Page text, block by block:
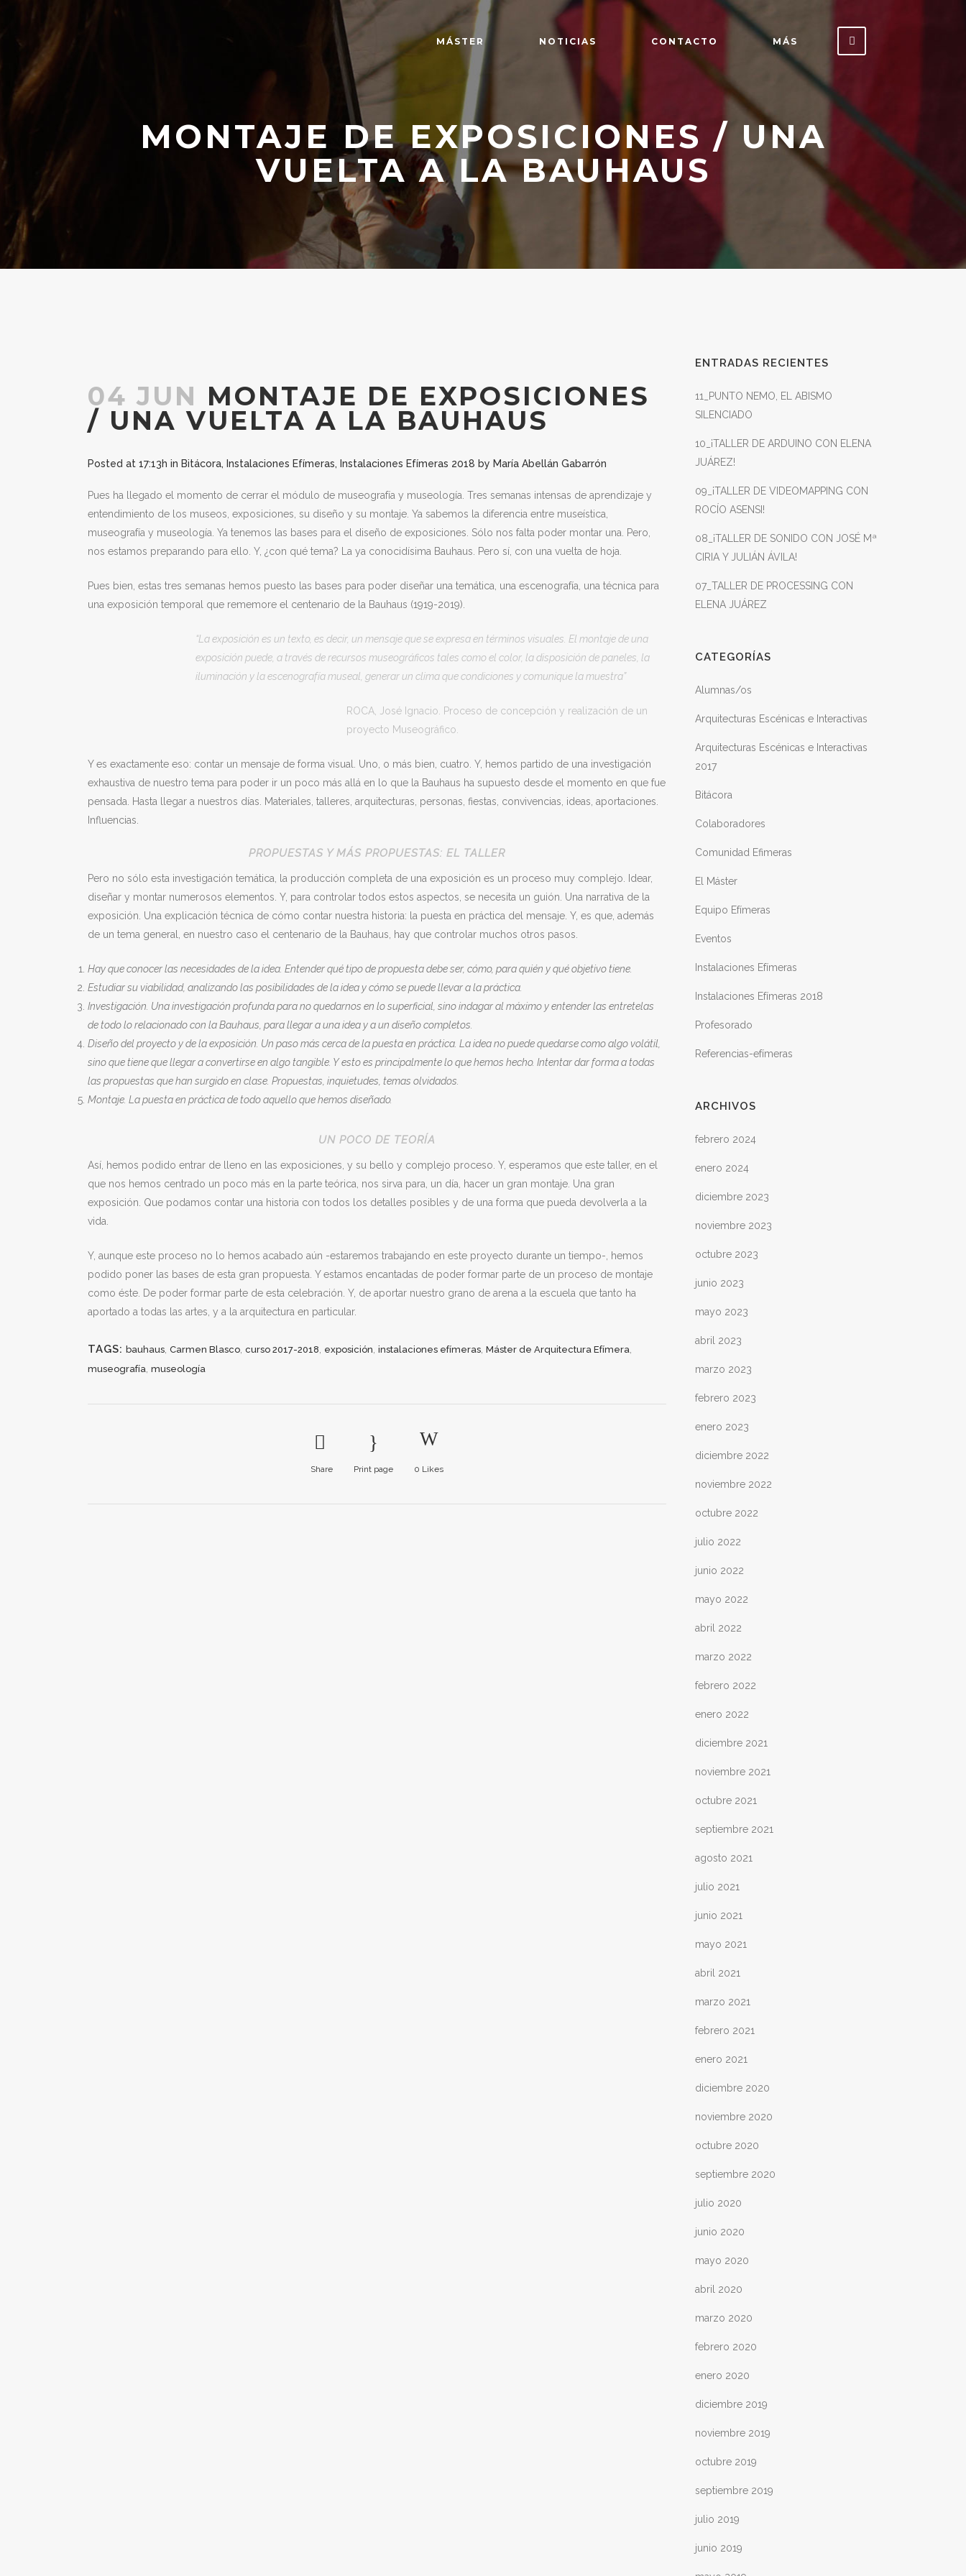
MÁSTER NOTICIAS CONTACTO MÁS
MONTAJE DE EXPOSICIONES / UNA
VUELTA A LA BAUHAUS
04 JUN MONTAJE DE EXPOSICIONES
/ UNA VUELTA A LA BAUHAUS
Posted at 17:13h in Bitácora, Instalaciones Efímeras, Instalaciones Efímeras 2018 by María Abellán Gabarrón
Pues ha llegado el momento de cerrar el módulo de museografía y museología. Tres semanas intensas de aprendizaje y
entendimiento de los museos, exposiciones, su diseño y su montaje. Ya sabemos la diferencia entre museística,
museografía y museología. Ya tenemos las bases para el diseño de exposiciones. Sólo nos falta poder montar una. Pero,
nos estamos preparando para ello. Y, ¿con qué tema? La ya conocidísima Bauhaus. Pero sí, con una vuelta de hoja.
Pues bien, estas tres semanas hemos puesto las bases para poder diseñar una temática, una escenografía, una técnica para
una exposición temporal que rememore el centenario de la Bauhaus (1919-2019).
“La exposición es un texto, es decir, un mensaje que se expresa en términos visuales. El montaje de una
exposición puede, a través de recursos museográficos tales como el color, la disposición de paneles, la
iluminación y la escenografía museal, generar un clima que condiciones y comunique la muestra”
ROCA, José Ignacio. Proceso de concepción y realización de un
proyecto Museográfico.
Y es exactamente eso: contar un mensaje de forma visual. Uno, o más bien, cuatro. Y, hemos partido de una investigación
exhaustiva de nuestro tema para poder ir un poco más allá en lo que la Bauhaus ha supuesto desde el momento en que fue
pensada. Hasta llegar a nuestros días. Materiales, talleres, arquitecturas, personas, fiestas, convivencias, ideas, aportaciones.
Influencias.
PROPUESTAS Y MÁS PROPUESTAS: EL TALLER
Pero no sólo esta investigación temática, la producción completa de una exposición es un proceso muy complejo. Idear,
diseñar y montar numerosos elementos. Y, para controlar todos estos aspectos, se necesita un guión. Una narrativa de la
exposición. Una explicación técnica de cómo contar nuestra historia: la puesta en práctica del mensaje. Y, es que, además
de un tema general, en nuestro caso el centenario de la Bauhaus, hay que controlar muchos otros pasos.
Hay que conocer las necesidades de la idea. Entender qué tipo de propuesta debe ser, cómo, para quién y qué objetivo tiene.
Estudiar su viabilidad, analizando las posibilidades de la idea y cómo se puede llevar a la práctica.
Investigación. Una investigación profunda para no quedarnos en lo superficial, sino indagar al máximo y entender las entretelas
de todo lo relacionado con la Bauhaus, para llegar a una idea y a un diseño completos.
Diseño del proyecto y de la exposición. Un paso más cerca de la puesta en práctica. La idea no puede quedarse como algo volátil,
sino que tiene que llegar a convertirse en algo tangible. Y esto es principalmente lo que hemos hecho. Intentar dar forma a todas
las propuestas que han surgido en clase. Propuestas, inquietudes, temas olvidados.
Montaje. La puesta en práctica de todo aquello que hemos diseñado.
UN POCO DE TEORÍA
Así, hemos podido entrar de lleno en las exposiciones, y su bello y complejo proceso. Y, esperamos que este taller, en el
que nos hemos centrado un poco más en la parte teórica, nos sirva para, un día, hacer un gran montaje. Una gran
exposición. Que podamos contar una historia con todos los detalles posibles y de una forma que pueda devolverla a la
vida.
Y, aunque este proceso no lo hemos acabado aún -estaremos trabajando en este proyecto durante un tiempo-, hemos
podido poner las bases de esta gran propuesta. Y estamos encantadas de poder formar parte de un proceso de montaje
como éste. De poder formar parte de esta celebración. Y, de aportar nuestro grano de arena a la escuela que tanto ha
aportado a todas las artes, y a la arquitectura en particular.
TAGS: bauhaus Carmen Blasco curso 2017-2018 exposición instalaciones efímeras Máster de Arquitectura Efímera
museografía museología
Share Print page 0 Likes
ENTRADAS RECIENTES
11_PUNTO NEMO, EL ABISMO
SILENCIADO
10_¡TALLER DE ARDUINO CON ELENA
JUÁREZ!
09_¡TALLER DE VIDEOMAPPING CON
ROCÍO ASENSI!
08_¡TALLER DE SONIDO CON JOSÉ Mª
CIRIA Y JULIÁN ÁVILA!
07_TALLER DE PROCESSING CON
ELENA JUÁREZ
CATEGORÍAS
Alumnas/os
Arquitecturas Escénicas e Interactivas
Arquitecturas Escénicas e Interactivas
2017
Bitácora
Colaboradores
Comunidad Efimeras
El Máster
Equipo Efímeras
Eventos
Instalaciones Efímeras
Instalaciones Efímeras 2018
Profesorado
Referencias-efímeras
ARCHIVOS
febrero 2024
enero 2024
diciembre 2023
noviembre 2023
octubre 2023
junio 2023
mayo 2023
abril 2023
marzo 2023
febrero 2023
enero 2023
diciembre 2022
noviembre 2022
octubre 2022
julio 2022
junio 2022
mayo 2022
abril 2022
marzo 2022
febrero 2022
enero 2022
diciembre 2021
noviembre 2021
octubre 2021
septiembre 2021
agosto 2021
julio 2021
junio 2021
mayo 2021
abril 2021
marzo 2021
febrero 2021
enero 2021
diciembre 2020
noviembre 2020
octubre 2020
septiembre 2020
julio 2020
junio 2020
mayo 2020
abril 2020
marzo 2020
febrero 2020
enero 2020
diciembre 2019
noviembre 2019
octubre 2019
septiembre 2019
julio 2019
junio 2019